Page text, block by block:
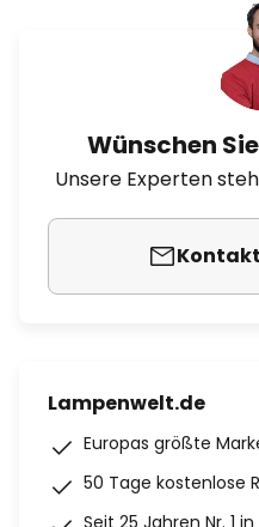
Wünschen
Unsere Experten
Lampenwelt.de
Europas größte
50 Tage kostenlose
Seit 25 Jahren Nr. 1